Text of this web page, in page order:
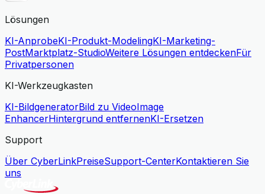
Lösungen
KI-AnprobeKI-Produkt-ModelingKI-Marketing-
PostMarktplatz-StudioWeitere Lösungen entdeckenFür
Privatpersonen
KI-Werkzeugkasten
KI-BildgeneratorBild zu VideoImage
EnhancerHintergrund entfernenKI-Ersetzen
Support
Über CyberLinkPreiseSupport-CenterKontaktieren Sie
uns